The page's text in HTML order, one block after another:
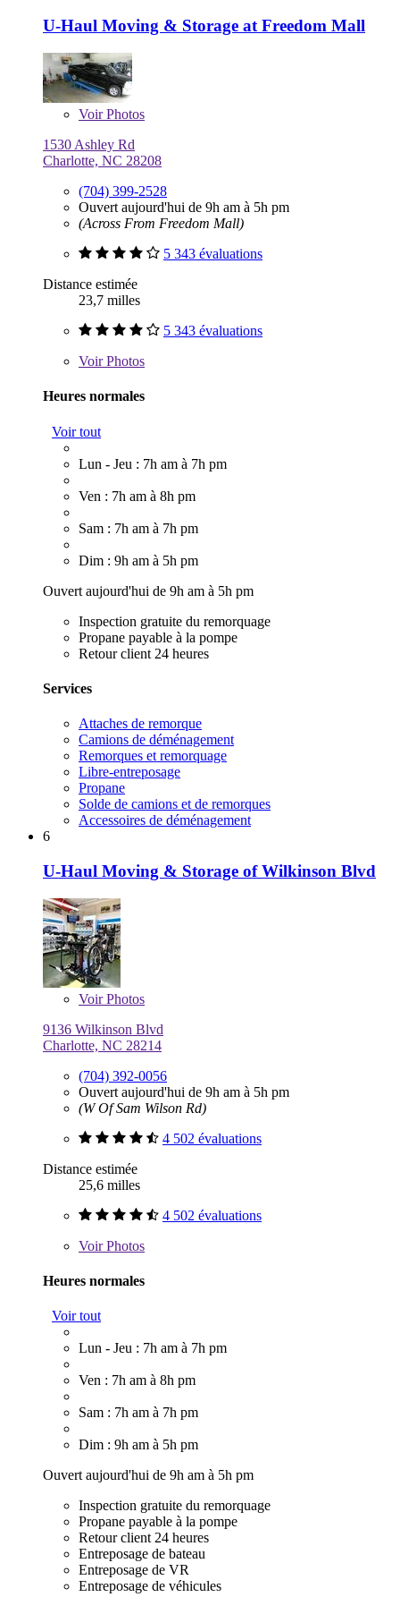
U-Haul Moving & Storage at Freedom Mall
VoirPhotos
1530 Ashley Rd
Charlotte, NC 28208
(704) 399-2528
Ouvert aujourd'hui de 9h am à 5h pm
(Across From Freedom Mall)
5 343 évaluations
Distance estimée
23,7 milles
5 343 évaluations
VoirPhotos
Heures normales
Voir tout
Lun - Jeu : 7h am à 7h pm
Ven : 7h am à 8h pm
Sam : 7h am à 7h pm
Dim : 9h am à 5h pm
Ouvert aujourd'hui de 9h am à 5h pm
Inspection gratuite du remorquage
Propane payable à la pompe
Retour client 24 heures
Services
Attaches de remorque
Camions de déménagement
Remorques et remorquage
Libre-entreposage
Propane
Solde de camions et de remorques
Accessoires de déménagement
6
U-Haul Moving & Storage of Wilkinson Blvd
VoirPhotos
9136 Wilkinson Blvd
Charlotte, NC 28214
(704) 392-0056
Ouvert aujourd'hui de 9h am à 5h pm
(W Of Sam Wilson Rd)
4 502 évaluations
Distance estimée
25,6 milles
4 502 évaluations
VoirPhotos
Heures normales
Voir tout
Lun - Jeu : 7h am à 7h pm
Ven : 7h am à 8h pm
Sam : 7h am à 7h pm
Dim : 9h am à 5h pm
Ouvert aujourd'hui de 9h am à 5h pm
Inspection gratuite du remorquage
Propane payable à la pompe
Retour client 24 heures
Entreposage de bateau
Entreposage de VR
Entreposage de véhicules